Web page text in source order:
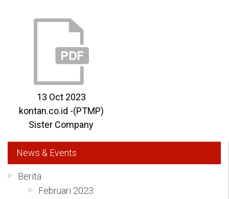
13 Oct 2023
kontan.co.id -(PTMP)
Sister Company
News & Events
Berita
Februari 2023